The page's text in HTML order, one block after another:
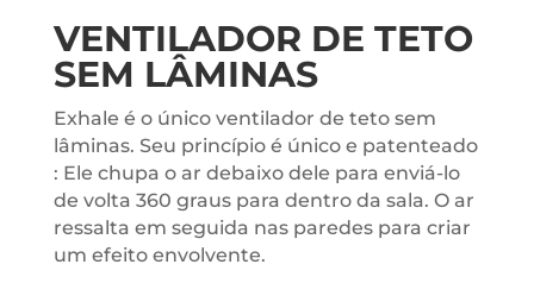
VENTILADOR DE TETO
SEM LÂMINAS
Exhale é o único ventilador de teto sem
lâminas. Seu princípio é único e patenteado
: Ele chupa o ar debaixo dele para enviá-lo
de volta 360 graus para dentro da sala. O ar
ressalta em seguida nas paredes para criar
um efeito envolvente.